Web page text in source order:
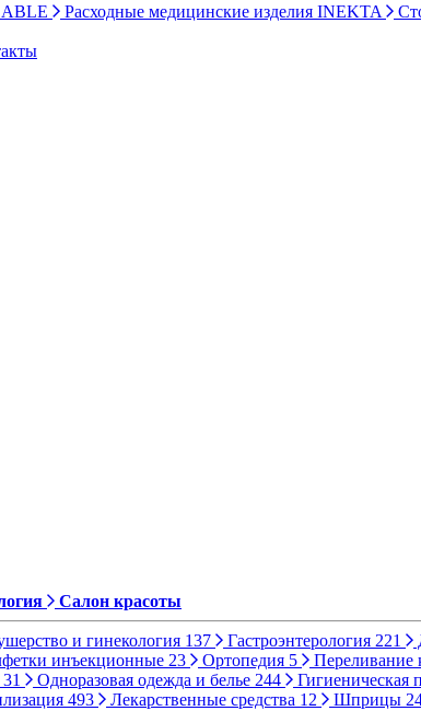
ABLE Расходные медицинские изделия INEKTA
Салон красоты
и гинекология 137 Гастроэнтерология 221
инъекционные 23 Ортопедия 5 Переливание
31 Одноразовая одежда и белье 244 Гигиеническая
493 Лекарственные средства 12 Шприцы